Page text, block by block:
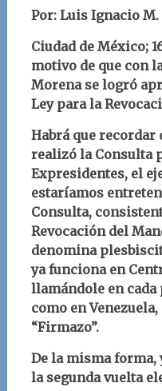
Por: Luis Ignacio
Ciudad de México;
motivo de que con
Morena se logró
Ley para la
Habrá que recordar
realizó la Consulta
Expresidentes, el
estaríamos
Consulta,
Revocación del
denomina
ya funciona en
llamándole en
como en
“Firmazo”.
De la misma forma,
la segunda vuelta